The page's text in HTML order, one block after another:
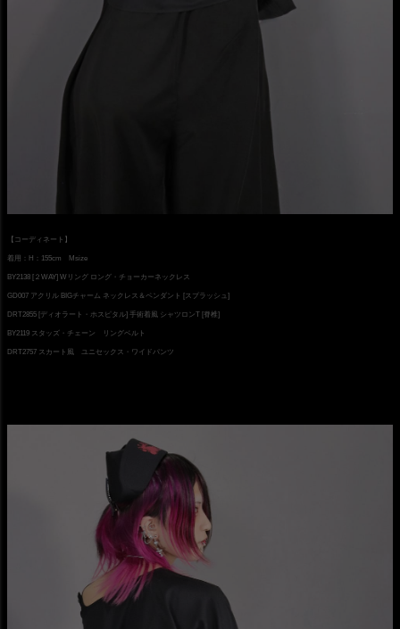
【コーディネート】
着用：H：155cm Msize
BY2138 [２WAY] Wリング ロング・チョーカーネックレス
GD007 アクリル BIGチャーム ネックレス＆ペンダント [スプラッシュ]
DRT2855 [ディオラート・ホスピタル] 手術着風 シャツロンT [脊椎]
BY2119 スタッズ・チェーン リングベルト
DRT2757 スカート風 ユニセックス・ワイドパンツ